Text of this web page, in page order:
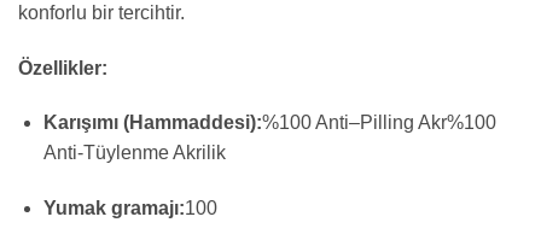
konforlu bir tercihtir.
Özellikler:
Karışımı (Hammaddesi):%100Anti–Pilling Akr%100
Anti-Tüylenme Akrilik
Yumak gramajı:100